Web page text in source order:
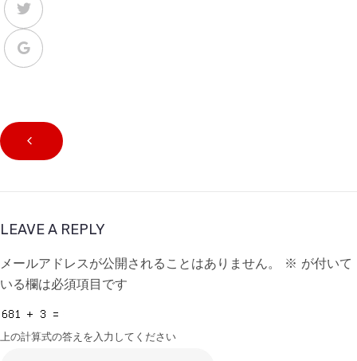
LEAVE A REPLY
メールアドレスが公開されることはありません。 ※ が付いて
いる欄は必須項目です
上の計算式の答えを入力してください